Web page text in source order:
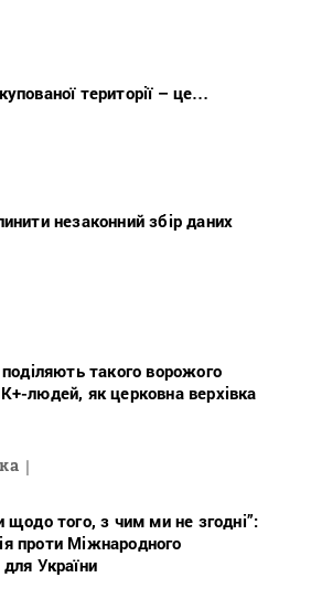
території – це…
незаконний збір даних
поділяють такого ворожого
людей, як церковна верхівка
щодо того, з чим ми не згодні”:
проти Міжнародного
України